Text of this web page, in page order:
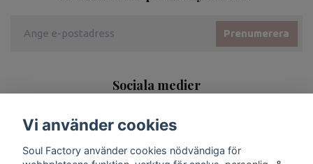
Prenumerera
Sociala medier
Vi använder cookies
Soul Factory använder cookies nödvändiga för